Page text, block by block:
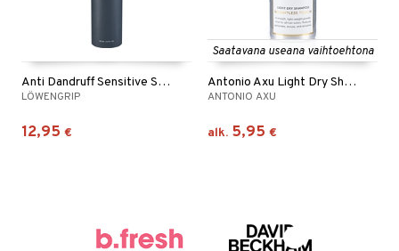
Anti Dandruff Sensitive Shampoo
LÖWENGRIP
12,95 €
Saatavana useana vaihtoehtona
Antonio Axu Light Dry Shampoo Weightless Touch
ANTONIO AXU
alk. 5,95 €